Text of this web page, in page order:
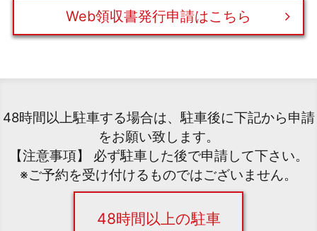
Web領収書発行申請はこちら
48時間以上駐車する場合は、駐車後に下記から申請
をお願い致します。
【注意事項】 必ず駐車した後で申請して下さい。
※ご予約を受け付けるものではございません。
48時間以上の駐車